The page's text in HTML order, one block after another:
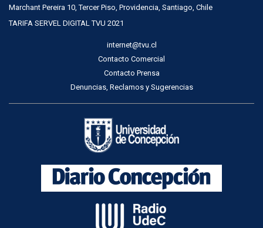
Marchant Pereira 10, Tercer Piso, Providencia, Santiago, Chile
TARIFA SERVEL DIGITAL TVU 2021
internet@tvu.cl
Contacto Comercial
Contacto Prensa
Denuncias, Reclamos y Sugerencias